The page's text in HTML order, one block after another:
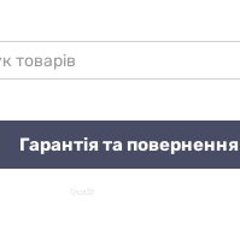
Гарантія та повернення